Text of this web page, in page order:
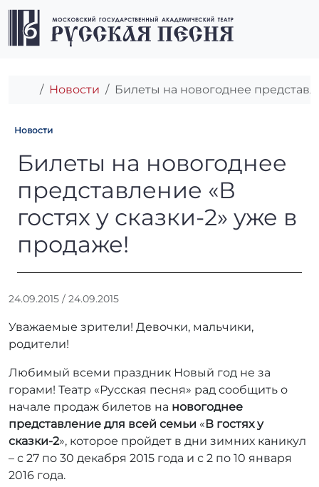
Перейти к содержимому
Перейти к футеру
Главная
Новости Билеты на новогоднее
Новости
Билеты на новогоднее
Билеты на новогоднее
представление «В
гостях у сказки-2» уже в
продаже!
24.09.2015 / 24.09.2015
т
:
r
r
a
d
m
Уважаемые зрители! Девочки, мальчики,
родители!
Любимый всеми праздник Новый год не за
горами! Театр «Русская песня» рад сообщить о
начале продаж билетов на новогоднее
представление для всей семьи «В гостях у
сказки-2», которое пройдет в дни зимних каникул
– с 27 по 30 декабря 2015 года и с 2 по 10 января
2016 года.